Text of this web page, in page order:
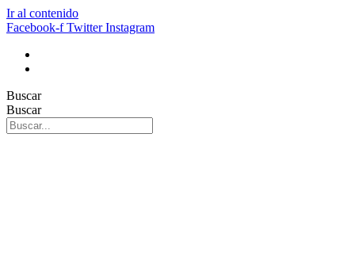
Ir al contenido
Facebook-f Twitter Instagram
Buscar
Buscar